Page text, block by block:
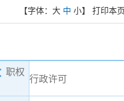
【字体： 大 中 小】 打印本页
职权
行政许可